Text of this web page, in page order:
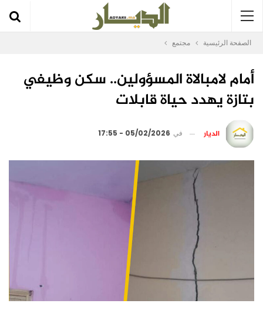
الصفحة الرئيسية مجتمع
أمام لامبالاة المسؤولين.. سكن وظيفي
بتازة يهدد حياة قابلات
الديار في 05/02/2026 - 17:55